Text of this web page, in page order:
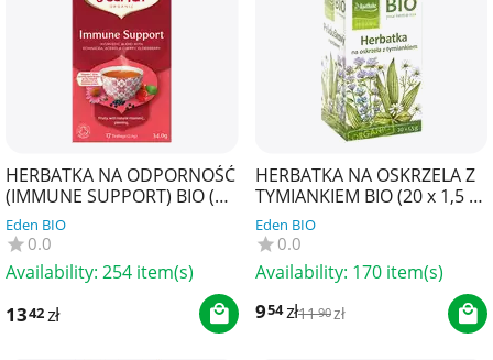
HERBATKA NA ODPORNOŚĆ
(IMMUNE SUPPORT) BIO (17
x 2 g) 34 g - YOGI TEA
Eden BIO
0.0
Availability: 254 item(s)
1342zł
HERBATKA NA OSKRZELA Z
TYMIANKIEM BIO (20 x 1,5 g)
30 g - APOTHEKE
Eden BIO
0.0
Availability: 170 item(s)
954zł1190zł